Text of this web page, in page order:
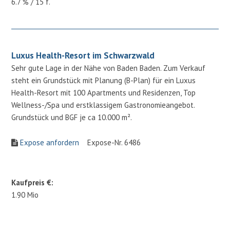
Luxus Health-Resort im Schwarzwald
Sehr gute Lage in der Nähe von Baden Baden. Zum Verkauf
steht ein Grundstück mit Planung (B-Plan) für ein Luxus
Health-Resort mit 100 Apartments und Residenzen, Top
Wellness-/Spa und erstklassigem Gastronomieangebot.
Grundstück und BGF je ca 10.000 m².
Expose anfordern Expose-Nr. 6486
Kaufpreis €:
1.90 Mio